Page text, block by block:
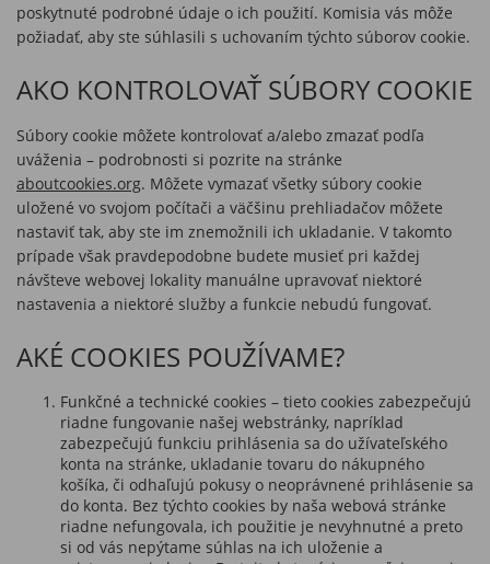
poskytnuté podrobné údaje o ich použití. Komisia vás môže
požiadať, aby ste súhlasili s uchovaním týchto súborov cookie.
AKO KONTROLOVAŤ SÚBORY COOKIE
Súbory cookie môžete kontrolovať a/alebo zmazať podľa
uváženia – podrobnosti si pozrite na stránke
aboutcookies.org. Môžete vymazať všetky súbory cookie
uložené vo svojom počítači a väčšinu prehliadačov môžete
nastaviť tak, aby ste im znemožnili ich ukladanie. V takomto
prípade však pravdepodobne budete musieť pri každej
návšteve webovej lokality manuálne upravovať niektoré
nastavenia a niektoré služby a funkcie nebudú fungovať.
AKÉ COOKIES POUŽÍVAME?
Funkčné a technické cookies – tieto cookies zabezpečujú
riadne fungovanie našej webstránky, napríklad
zabezpečujú funkciu prihlásenia sa do užívateľského
konta na stránke, ukladanie tovaru do nákupného
košíka, či odhaľujú pokusy o neoprávnené prihlásenie sa
do konta. Bez týchto cookies by naša webová stránke
riadne nefungovala, ich použitie je nevyhnutné a preto
si od vás nepýtame súhlas na ich uloženie a